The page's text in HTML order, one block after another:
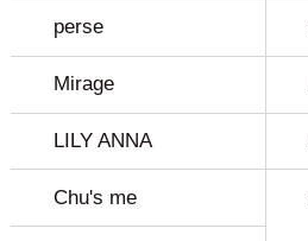
perse
Mirage
LILY ANNA
Chu's me